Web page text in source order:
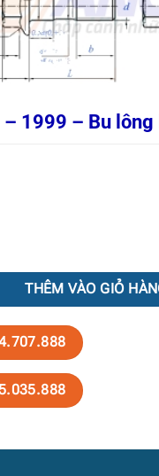
– 1999 – Bu
– Bu lông liền long đen số
THÊM VÀO GIỎ